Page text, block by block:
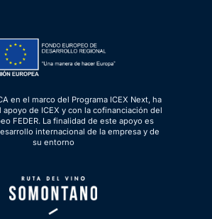
en el marco del Programa ICEX Next, ha
de ICEX y con la cofinanciación del
FEDER. La finalidad de este apoyo es
internacional de la empresa y de
su entorno